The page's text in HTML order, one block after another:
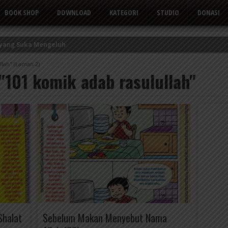
BOOK SHOP DOWNLOAD KATEGORI STUDIO DONASI
Suka Mengeluh
Gigi
(Laman 2)
komik adab rasulullah"
Sebelum Makan Menyebut Nama